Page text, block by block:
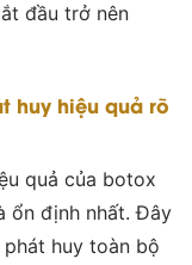
đầu trở nên
huy hiệu quả rõ
quả của botox
ổn định nhất. Đây
huy toàn bộ